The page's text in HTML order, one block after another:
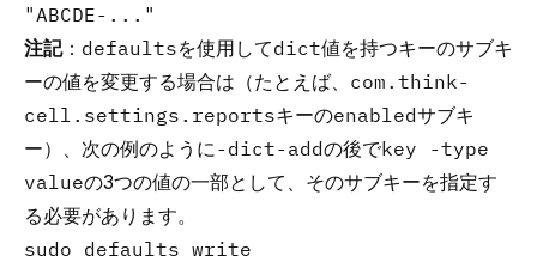
"ABCDE-..."
注記： defaultsを使用してdict値を持つキーのサブキ
ーの値を変更する場合は（たとえば、 com.think-
cell.settings.reportsキーのenabledサブキ
ー）、次の例のように-dict-addの後でkey -type
valueの3つの値の一部として、そのサブキーを指定す
る必要があります。
sudo defaults write